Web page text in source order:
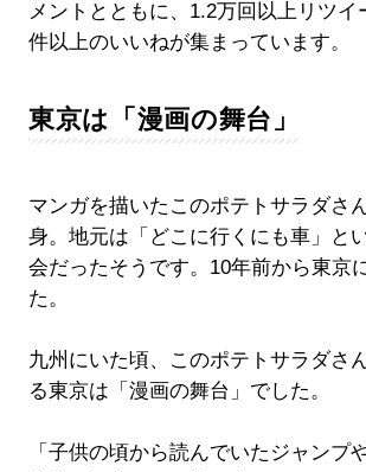
メントとともに、1.2万回以上リツイ
件以上のいいねが集まっています。
東京は「漫画の舞台」
マンガを描いたこのポテトサラダさ
身。地元は「どこに行くにも車」と
会だったそうです。10年前から東京
た。
九州にいた頃、このポテトサラダさ
る東京は「漫画の舞台」でした。
「子供の頃から読んでいたジャンプ